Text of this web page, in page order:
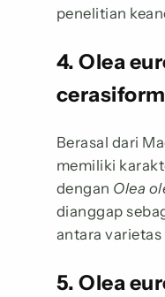
penelitian
4. Olea
Berasal dari
memiliki
dengan Olea
dianggap
antara
5. Olea